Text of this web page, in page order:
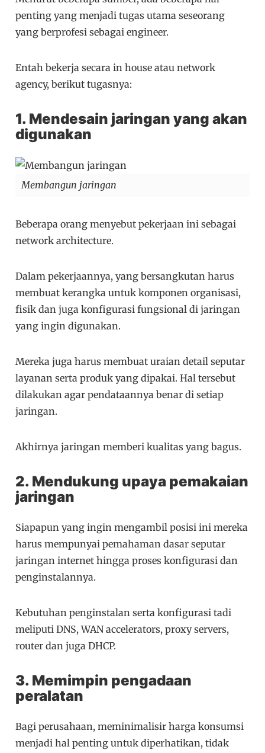
penting yang menjadi tugas utama seseorang
yang berprofesi sebagai engineer.
Entah bekerja secara in house atau network
agency, berikut tugasnya:
1. Mendesain jaringan yang akan
digunakan
Membangun jaringan
Beberapa orang menyebut pekerjaan ini sebagai
network architecture.
Dalam pekerjaannya, yang bersangkutan harus
membuat kerangka untuk komponen organisasi,
fisik dan juga konfigurasi fungsional di jaringan
yang ingin digunakan.
Mereka juga harus membuat uraian detail seputar
layanan serta produk yang dipakai. Hal tersebut
dilakukan agar pendataannya benar di setiap
jaringan.
Akhirnya jaringan memberi kualitas yang bagus.
2. Mendukung upaya pemakaian
jaringan
Siapapun yang ingin mengambil posisi ini mereka
harus mempunyai pemahaman dasar seputar
jaringan internet hingga proses konfigurasi dan
penginstalannya.
Kebutuhan penginstalan serta konfigurasi tadi
meliputi DNS, WAN accelerators, proxy servers,
router dan juga DHCP.
3. Memimpin pengadaan
peralatan
Bagi perusahaan, meminimalisir harga konsumsi
menjadi hal penting untuk diperhatikan, tidak